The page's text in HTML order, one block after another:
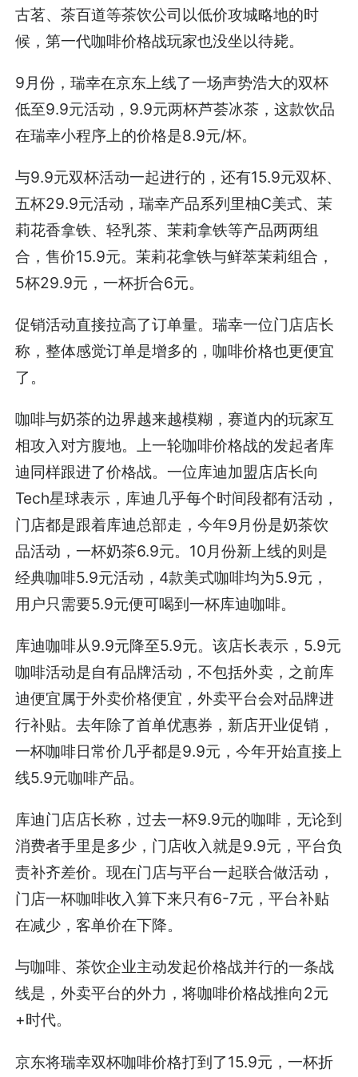
古茗、茶百道等茶饮公司以低价攻城略地的时
候，第一代咖啡价格战玩家也没坐以待毙。
9月份，瑞幸在京东上线了一场声势浩大的双杯
低至9.9元活动，9.9元两杯芦荟冰茶，这款饮品
在瑞幸小程序上的价格是8.9元/杯。
与9.9元双杯活动一起进行的，还有15.9元双杯、
五杯29.9元活动，瑞幸产品系列里柚C美式、茉
莉花香拿铁、轻乳茶、茉莉拿铁等产品两两组
合，售价15.9元。茉莉花拿铁与鲜萃茉莉组合，
5杯29.9元，一杯折合6元。
促销活动直接拉高了订单量。瑞幸一位门店店长
称，整体感觉订单是增多的，咖啡价格也更便宜
了。
咖啡与奶茶的边界越来越模糊，赛道内的玩家互
相攻入对方腹地。上一轮咖啡价格战的发起者库
迪同样跟进了价格战。一位库迪加盟店店长向
Tech星球表示，库迪几乎每个时间段都有活动，
门店都是跟着库迪总部走，今年9月份是奶茶饮
品活动，一杯奶茶6.9元。10月份新上线的则是
经典咖啡5.9元活动，4款美式咖啡均为5.9元，
用户只需要5.9元便可喝到一杯库迪咖啡。
库迪咖啡从9.9元降至5.9元。该店长表示，5.9元
咖啡活动是自有品牌活动，不包括外卖，之前库
迪便宜属于外卖价格便宜，外卖平台会对品牌进
行补贴。去年除了首单优惠券，新店开业促销，
一杯咖啡日常价几乎都是9.9元，今年开始直接上
线5.9元咖啡产品。
库迪门店店长称，过去一杯9.9元的咖啡，无论到
消费者手里是多少，门店收入就是9.9元，平台负
责补齐差价。现在门店与平台一起联合做活动，
门店一杯咖啡收入算下来只有6-7元，平台补贴
在减少，客单价在下降。
与咖啡、茶饮企业主动发起价格战并行的一条战
线是，外卖平台的外力，将咖啡价格战推向2元
+时代。
京东将瑞幸双杯咖啡价格打到了15.9元，一杯折